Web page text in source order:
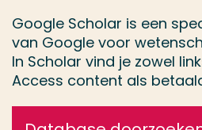
Google Scholar is een
van Google voor
In Scholar vind je zowel
Access content als